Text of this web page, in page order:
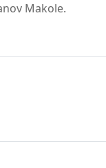
Makole.